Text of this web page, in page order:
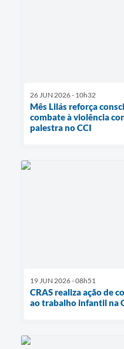
26 JUN 2026 - 10h32
Mês Lilás reforça
combate à violência
palestra no CCI
19 JUN 2026 - 08h51
CRAS realiza ação de
ao trabalho infantil na